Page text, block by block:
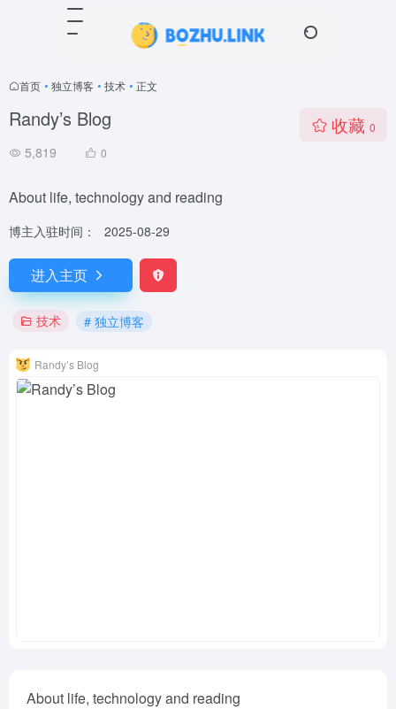
首页 • 独立博客 • 技术 • 正文
Randy’s Blog
5,819 0
收藏 0
About life, technology and reading
博主入驻时间： 2025-08-29
进入主页
技术 # 独立博客
Randy’s Blog
About life, technology and reading